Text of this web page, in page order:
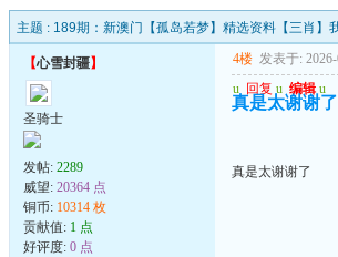
主题 : 189期：新澳门【孤岛若梦】精选资料【三肖】
【心雪封疆】
圣骑士
发帖: 2289
威望: 20364 点
铜币: 10314 枚
贡献值: 1 点
好评度: 0 点
4楼 发表于:
u 回复 u 编辑 u
真是太谢谢了
真是太谢谢了